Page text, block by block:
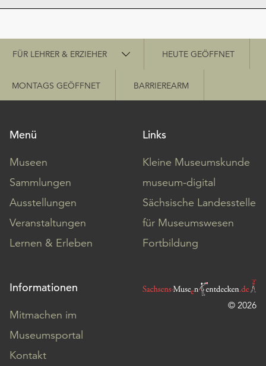
Schnellzugriff
FÜR LEHRER & ERZIEHER HEUTE GEÖFFNET
MONTAGS GEÖFFNET BARRIEREARM
Menü
Museen
Sammlungen
Ausstellungen
Veranstaltungen
Lernen & Erleben
Links
Kleine Museumskunde
museum-digital
Sächsische Landesstelle
für Museumswesen
Fortbildung
Informationen
Mitmachen im
Museumsportal
Kontakt
© 2026